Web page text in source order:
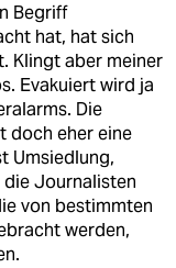
Begriff
hat, hat sich
Klingt aber meiner
Evakuiert wird ja
Die
doch eher eine
Umsiedlung,
die Journalisten
von bestimmten
werden,